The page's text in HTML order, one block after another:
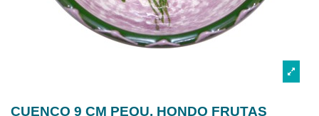
CUENCO 9 CM PEQU. HONDO FRUTAS